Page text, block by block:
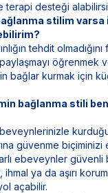
terapi desteği
stilim
tehdit
paylaşmayı öğrenmek
bağlar kurmak için
bağlanma stili
güvenme biçiminizi
ebeveynler güvenli
ya da aşırı
açabilir.